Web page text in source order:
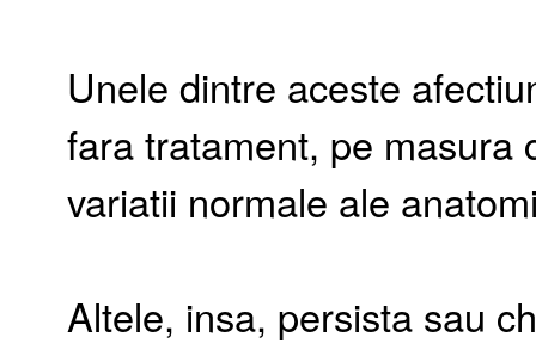
Unele dintre aceste
fara tratament, pe masura
variatii normale ale
Altele, insa, persista sau